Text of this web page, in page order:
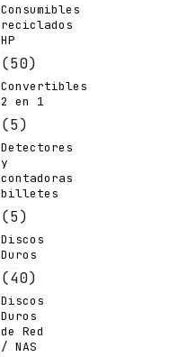
Consumibles
reciclados
HP
(50)
Convertibles
2 en 1
(5)
Detectores
y
contadoras
billetes
(5)
Discos
Duros
(40)
Discos
Duros
de Red
/ NAS